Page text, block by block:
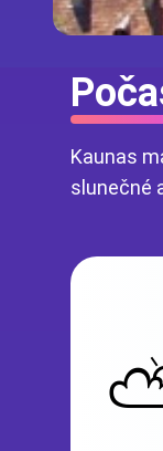
Kaunas
slunečné